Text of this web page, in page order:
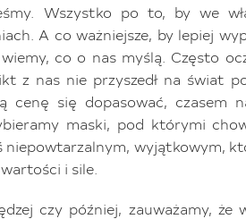
Wszystko po to, by we
A co ważniejsze, by lepiej
co o nas myślą. Często
z nas nie przyszedł na świat
cenę się dopasować, czasem
maski, pod którymi
niepowtarzalnym, wyjątkowym,
i sile.
czy później, zauważamy,